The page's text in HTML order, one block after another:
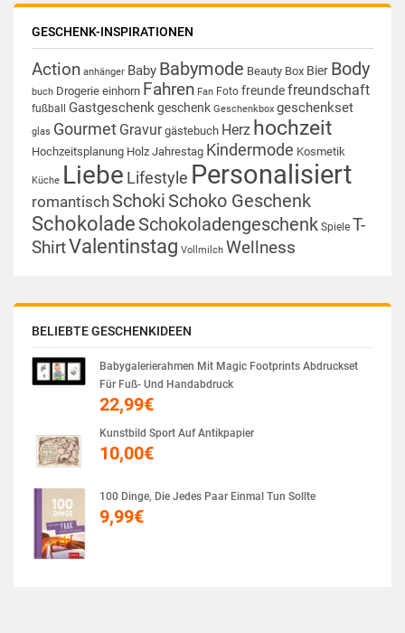
GESCHENK-INSPIRATIONEN
Action anhänger Baby Babymode Beauty Box Bier Body
buch Drogerie einhorn Fahren Fan Foto freundefreundschaft
fußball Gastgeschenkgeschenk Geschenkbox geschenkset
glas Gourmet Gravur gästebuch Herz hochzeit
Hochzeitsplanung Holz Jahrestag Kindermode Kosmetik
Küche Liebe Lifestyle Personalisiert
romantisch Schoki Schoko Geschenk
Schokolade Schokoladengeschenk Spiele T-
ShirtValentinstag Vollmilch Wellness
BELIEBTE GESCHENKIDEEN
Babygalerierahmen Mit Magic Footprints Abdruckset
Für Fuß- Und Handabdruck
22,99€
Kunstbild Sport Auf Antikpapier
10,00€
100 Dinge, Die Jedes Paar Einmal Tun Sollte
9,99€